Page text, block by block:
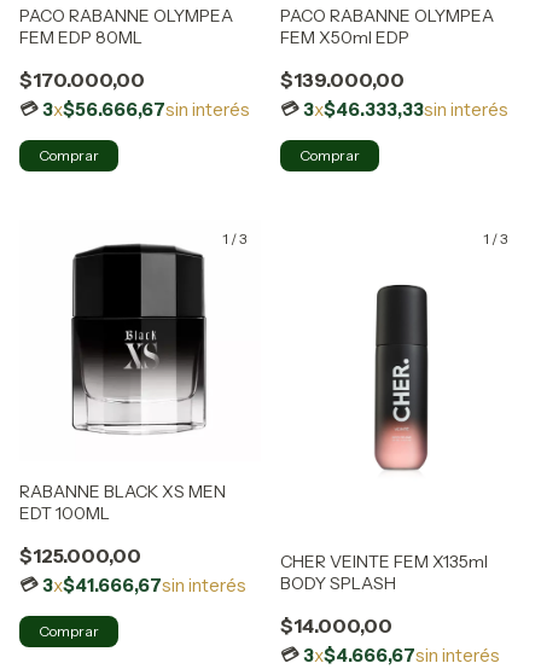
PACO RABANNE OLYMPEA
FEM EDP 80ML
$170.000,00
3x$56.666,67sin interés
PACO RABANNE OLYMPEA
FEM X50ml EDP
$139.000,00
3x$46.333,33sin interés
1 /3
RABANNE BLACK XS MEN
EDT 100ML
$125.000,00
3x$41.666,67sin interés
1 /3
CHER VEINTE FEM X135ml
BODY SPLASH
$14.000,00
3x$4.666,67sin interés